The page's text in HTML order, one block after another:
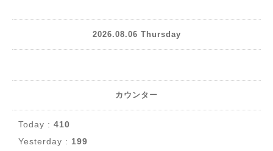
2026.08.06 Thursday
カウンター
Today : 410
Yesterday : 199